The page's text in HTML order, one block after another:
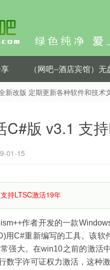
（网吧--酒店宾馆）无
新改版 定期更新各种软件和技术
版 v3.1 支
01-15
持LTSC激活19年
作者开发的一款
用C#重新编写的工具。该
强大。在win10之前的激活
数字许可证权力激活，这种